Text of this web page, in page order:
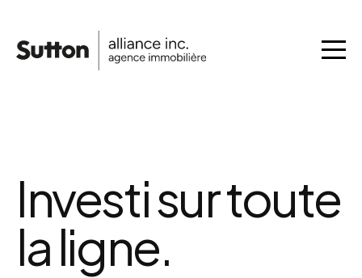
Investi sur toute
la ligne.